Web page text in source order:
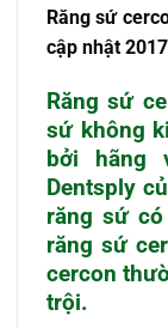
Răng sứ
cập nhật 2017
Răng sứ
sứ không
bởi hãng
Dentsply
răng sứ
răng sứ
cercon
trội.